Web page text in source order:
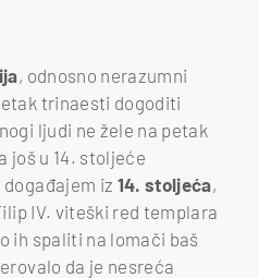
, odnosno nerazumni
trinaesti dogoditi
ljudi ne žele na petak
još u 14. stoljeće
iz 14. stoljeća,
IV. viteški red templara
ih spaliti na lomači baš
da je nesreća